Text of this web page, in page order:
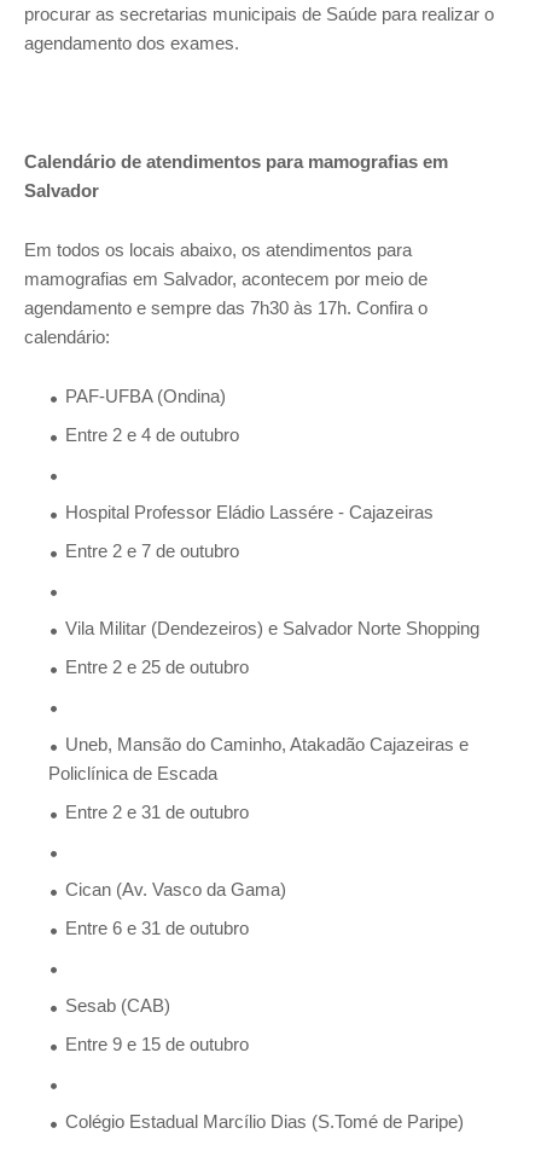
procurar as secretarias municipais de Saúde para realizar o
agendamento dos exames.
Calendário de atendimentos para mamografias em
Salvador
Em todos os locais abaixo, os atendimentos para
mamografias em Salvador, acontecem por meio de
agendamento e sempre das 7h30 às 17h. Confira o
calendário:
PAF-UFBA (Ondina)
Entre 2 e 4 de outubro
Hospital Professor Eládio Lassére - Cajazeiras
Entre 2 e 7 de outubro
Vila Militar (Dendezeiros) e Salvador Norte Shopping
Entre 2 e 25 de outubro
Uneb, Mansão do Caminho, Atakadão Cajazeiras e
Policlínica de Escada
Entre 2 e 31 de outubro
Cican (Av. Vasco da Gama)
Entre 6 e 31 de outubro
Sesab (CAB)
Entre 9 e 15 de outubro
Colégio Estadual Marcílio Dias (S.Tomé de Paripe)